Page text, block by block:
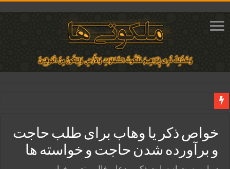
ختم آیات ۲ و ۳ سوره طلاق برای افزایش رزق و روزی | روش ختم، متن آیات و فضیلت
آیات قرآنی برای استجابت دعا و آسان شدن کارها و برآورده شدن حاجت
قویترین ذکر استجابت دعا و حاجت روایی | ذکر اسماء الحسنی برآورده شدن حاجت
خواص ذکر یا وهاب برای طلب حاجت
و برآورده شدن حاجت و خواسته ها